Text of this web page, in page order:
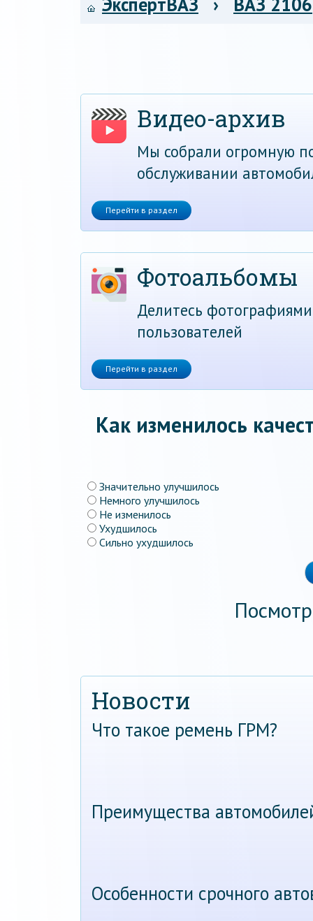
Видео-архив
Мы собрали огромную
обслуживании
Перейти в раздел
Фотоальбомы
Делитесь
пользователей
Перейти в раздел
Как изменилось
Значительно улучшилось
Немного улучшилось
Не изменилось
Ухудшилось
Сильно ухудшилось
Новости
Что такое ремень ГРМ?
Преимущества
Особенности срочного